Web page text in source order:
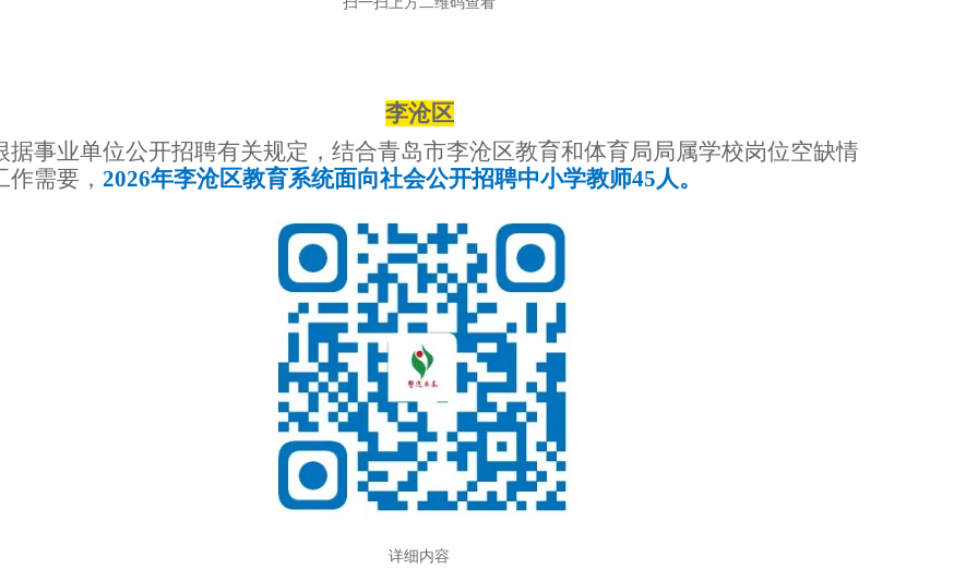
李沧区
据事业单位公开招聘有关规定，结合青岛市李沧区教育和体育局局属学校岗位空缺情
作需要， 2026年李沧区教育系统面向社会公开招聘中小学教师45人。
详细内容